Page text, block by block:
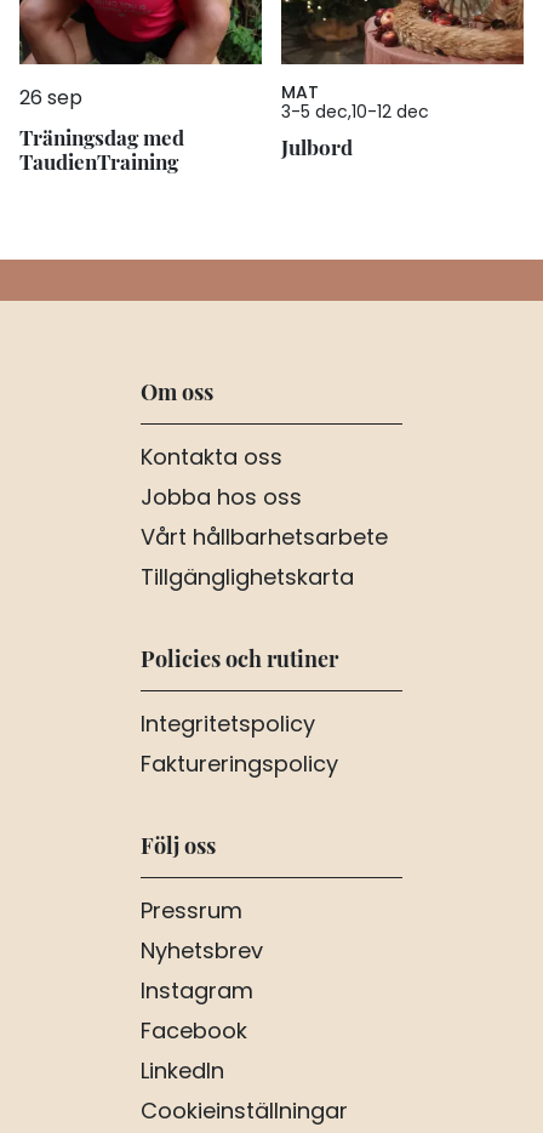
26 sep
Träningsdag med
TaudienTraining
MAT
3-5 dec10-12 dec
Julbord
Om oss
Kontakta oss
Jobba hos oss
Vårt hållbarhetsarbete
Tillgänglighetskarta
Policies och rutiner
Integritetspolicy
Faktureringspolicy
Följ oss
Pressrum
Nyhetsbrev
Instagram
Facebook
LinkedIn
Cookieinställningar